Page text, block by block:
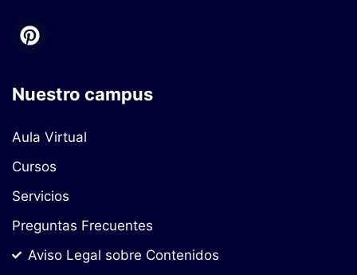
Nuestro campus
Aula Virtual
Cursos
Servicios
Preguntas Frecuentes
Aviso Legal sobre Contenidos